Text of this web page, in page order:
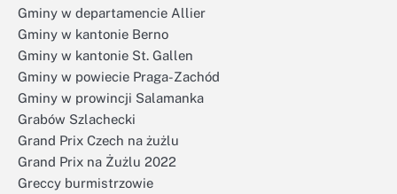
Gminy w departamencie Allier
Gminy w kantonie Berno
Gminy w kantonie St. Gallen
Gminy w powiecie Praga-Zachód
Gminy w prowincji Salamanka
Grabów Szlachecki
Grand Prix Czech na żużlu
Grand Prix na Żużlu 2022
Greccy burmistrzowie